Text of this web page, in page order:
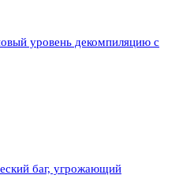
уровень декомпиляцию с
баг, угрожающий